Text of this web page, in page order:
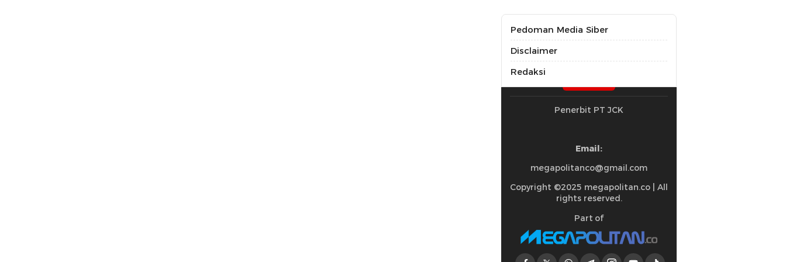
Pedoman Media Siber
Disclaimer
Redaksi
Penerbit PT JCK
Email:
megapolitanco@gmail.com
Copyright ©2025 megapolitan.co | All
rights reserved.
Part of